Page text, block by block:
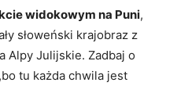
widokowym na Puni,‌
słoweński krajobraz z
Alpy Julijskie. Zadbaj o
tu każda chwila jest